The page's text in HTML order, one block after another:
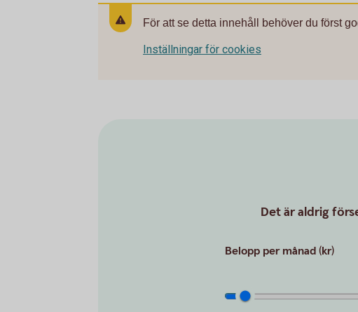
För att se detta innehåll behöver du först
Inställningar för cookies
Det är aldrig
Belopp per månad (kr)